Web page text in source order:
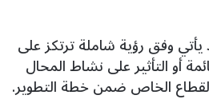
وفق رؤية شاملة ترتكز على
أو التأثير على نشاط المحال
القطاع الخاص ضمن خطة التطوير.